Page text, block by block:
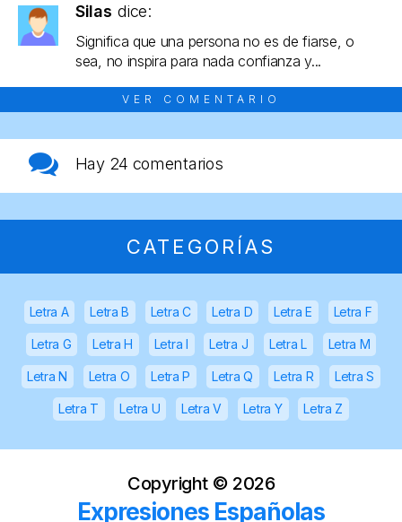
Silas dice:
Significa que una persona no es de fiarse, o
sea, no inspira para nada confianza y...
VER COMENTARIO
Hay 24 comentarios
CATEGORÍAS
Letra A Letra B Letra C Letra D Letra E Letra F
Letra G Letra H Letra I Letra J Letra L Letra M
Letra N Letra O Letra P Letra Q Letra R Letra S
Letra T Letra U Letra V Letra Y Letra Z
Copyright © 2026
Expresiones Españolas